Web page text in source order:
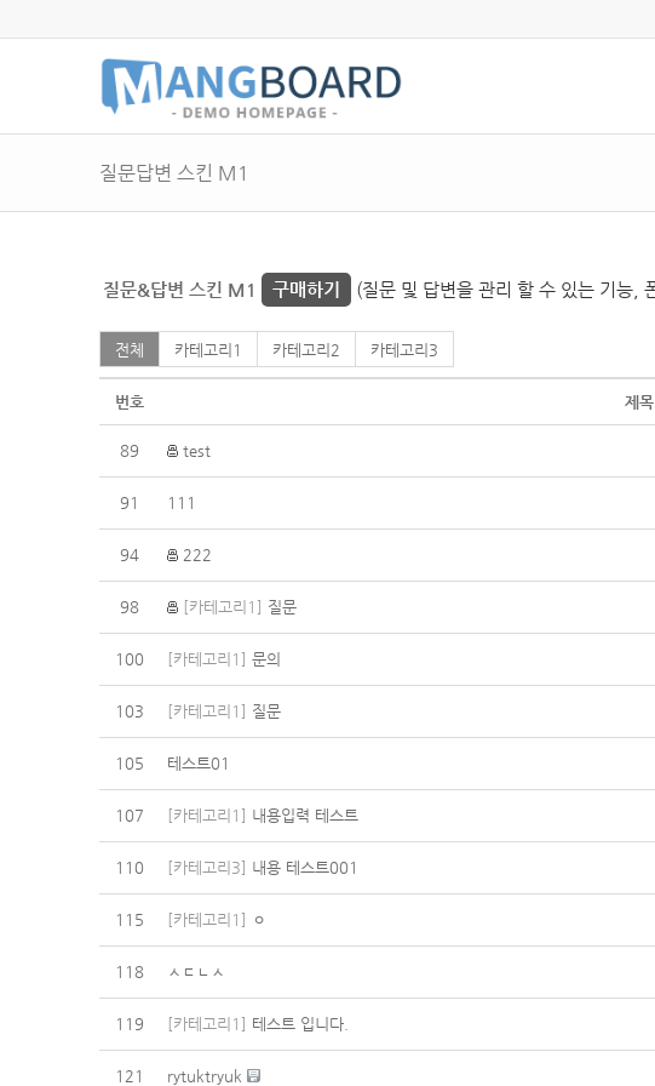
질문답변 스킨 M1
질문&답변 스킨 M1 구매하기 (질문 및 답변을 관리 할 수 있는 기능,
전체 카테고리1 카테고리2 카테고리3
번호 제목
89 test
91 111
94 222
98 [카테고리1] 질문
100 [카테고리1] 문의
103 [카테고리1] 질문
105 테스트01
107 [카테고리1] 내용입력 테스트
110 [카테고리3] 내용 테스트001
115 [카테고리1] ㅇ
118 ㅅㄷㄴㅅ
119 [카테고리1] 테스트 입니다.
121 rytuktryuk